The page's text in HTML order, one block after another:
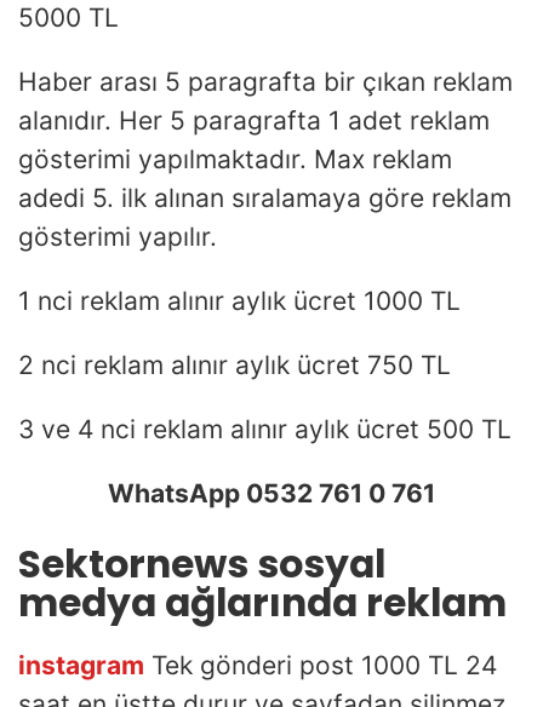
5000 TL
Haber arası 5 paragrafta bir çıkan reklam
alanıdır. Her 5 paragrafta 1 adet reklam
gösterimi yapılmaktadır. Max reklam
adedi 5. ilk alınan sıralamaya göre reklam
gösterimi yapılır.
1 nci reklam alınır aylık ücret 1000 TL
2 nci reklam alınır aylık ücret 750 TL
3 ve 4 nci reklam alınır aylık ücret 500 TL
WhatsApp 0532 761 0 761
Sektornews sosyal
medya ağlarında reklam
instagram Tek gönderi post 1000 TL 24